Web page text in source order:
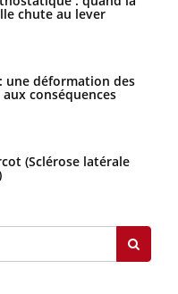
chute au lever
une déformation des
conséquences
(Sclérose latérale